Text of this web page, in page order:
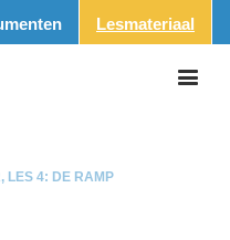
Lesmateriaal
LES 4: DE RAMP